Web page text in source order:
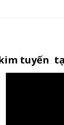
tuyến